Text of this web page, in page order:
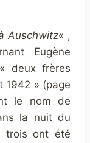
Auschwitz« ,
Eugène
deux frères
1942 » (page
le nom de
la nuit du
trois ont été